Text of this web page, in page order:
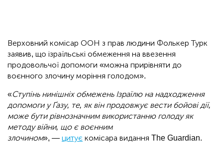
Верховний комісар ООН з прав людини Фолькер Турк
заявив, що ізраїльські обмеження на ввезення
продовольчої допомоги «можна прирівняти до
воєнного злочину моріння голодом».
«Ступінь нинішніх обмежень Ізраїлю на надходження
допомоги у Ґазу, те, як він продовжує вести бойові дії,
може бути рівнозначним використанню голоду як
методу війни, що є воєнним
злочином», — цитує комісара видання The Guardian.